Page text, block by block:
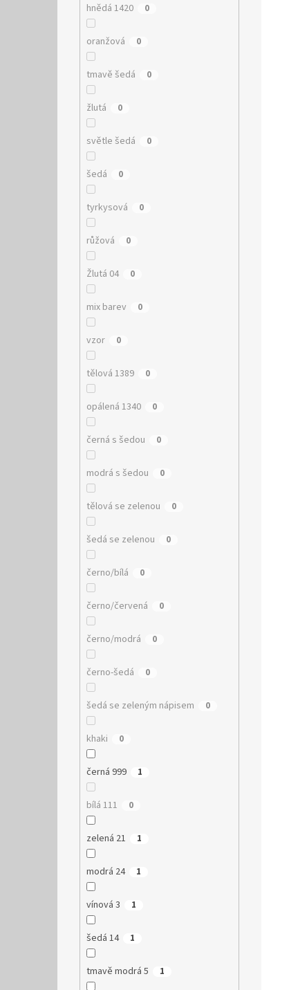
hnědá 1420 0
oranžová 0
tmavě šedá 0
žlutá 0
světle šedá 0
šedá 0
tyrkysová 0
růžová 0
Žlutá 04 0
mix barev 0
vzor 0
tělová 1389 0
opálená 1340 0
černá s šedou 0
modrá s šedou 0
tělová se zelenou 0
šedá se zelenou 0
černo/bílá 0
černo/červená 0
černo/modrá 0
černo-šedá 0
šedá se zeleným nápisem 0
khaki 0
černá 999 1
bílá 111 0
zelená 21 1
modrá 24 1
vínová 3 1
šedá 14 1
tmavě modrá 5 1